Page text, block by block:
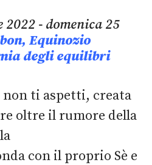
2022 - domenica 25
Equinozio
degli equilibri
non ti aspetti, creata
oltre il rumore della
con il proprio Sè e